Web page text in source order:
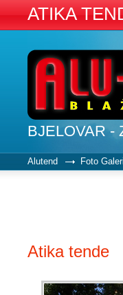
ATIKA
BJELOVAR -
Alutend Foto
Atika tende